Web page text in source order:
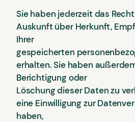
Sie haben jederzeit das
Auskunft über Herkunft,
Ihrer
gespeicherten
erhalten. Sie haben
Berichtigung oder
Löschung dieser Daten zu
eine Einwilligung zur
haben,